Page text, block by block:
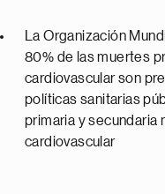
La Organización
80% de las muertes
cardiovascular son
políticas sanitarias
primaria y secundaria
cardiovascular